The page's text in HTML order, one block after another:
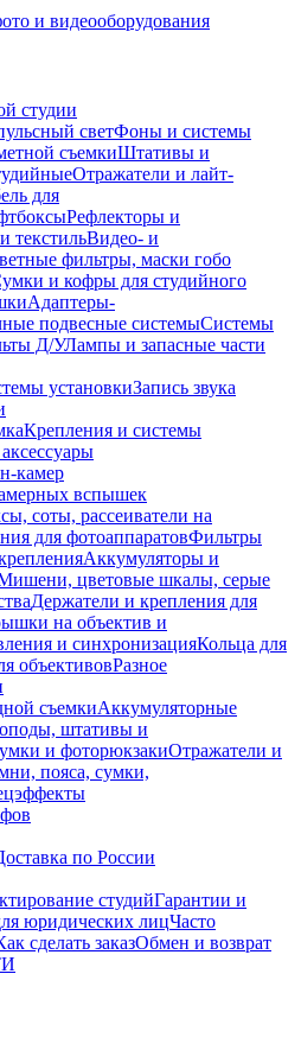
студии
светФоны и системы
съемкиШтативы и
Отражатели и лайт-
для
Рефлекторы и
текстильВидео- и
фильтры, маски гобо
и кофры для студийного
Адаптеры-
подвесные системыСистемы
Д/УЛампы и запасные части
установкиЗапись звука
Крепления и системы
камер
вспышек
соты, рассеиватели на
для фотоаппаратовФильтры
Аккумуляторы и
цветовые шкалы, серые
Держатели и крепления для
на объектив и
и синхронизацияКольца для
объективовРазное
съемкиАккумуляторные
штативы и
и фоторюкзакиОтражатели и
пояса, сумки,
по России
студийГарантии и
юридических лицЧасто
сделать заказОбмен и возврат